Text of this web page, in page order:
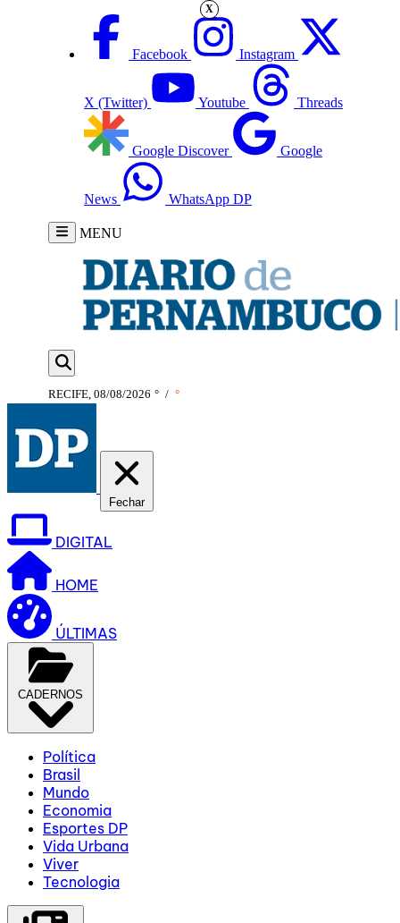
Facebook Instagram
X (Twitter) Youtube Threads
Google Discover Google
News WhatsApp DP
MENU
RECIFE, 08/08/2026 ° / °
Fechar
DIGITAL
HOME
ÚLTIMAS
CADERNOS
Política
Brasil
Mundo
Economia
Esportes DP
Vida Urbana
Viver
Tecnologia
X